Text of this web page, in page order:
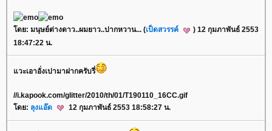
ดย: มนุษย์ต่างดาว..ผมยาว..ปากหวาน... (เป็ดสวรรค์
) 12 กุมภาพันธ์ 2553
18:47:22 น.
วะเอาอั่งเปามาฝากครับรี่
//i.kapook.com/glitter/2010/th/01/T190110_16CC.gif
ดย: ลุงแอ๊ด 12 กุมภาพันธ์ 2553 18:58:27 น.